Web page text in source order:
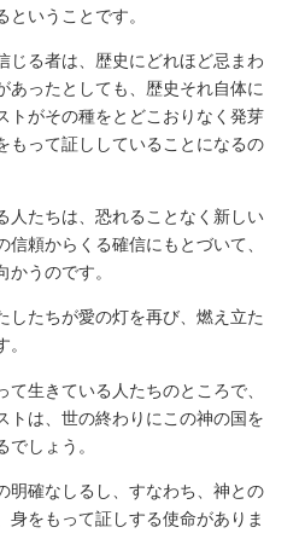
いうことです。
じる者は、歴史にどれほど忌まわ
あったとしても、歴史それ自体に
トがその種をとどこおりなく発芽
もって証ししていることになるの
人たちは、恐れることなく新しい
頼からくる確信にもとづいて、
うのです。
したちが愛の灯を再び、燃え立た
生きている人たちのところで、
トは、世の終わりにこの神の国を
しょう。
明確なしるし、すなわち、神との
身をもって証しする使命がありま